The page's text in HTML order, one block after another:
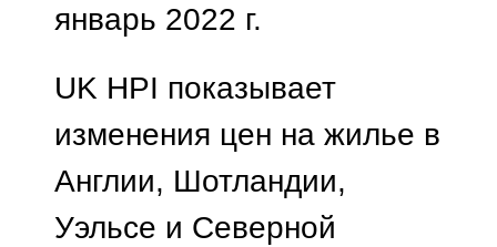
январь 2022 г.
UK HPI показывает
изменения цен на жилье в
Англии, Шотландии,
Уэльсе и Северной